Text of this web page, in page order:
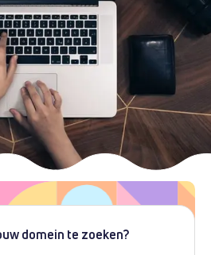
domein te zoeken?